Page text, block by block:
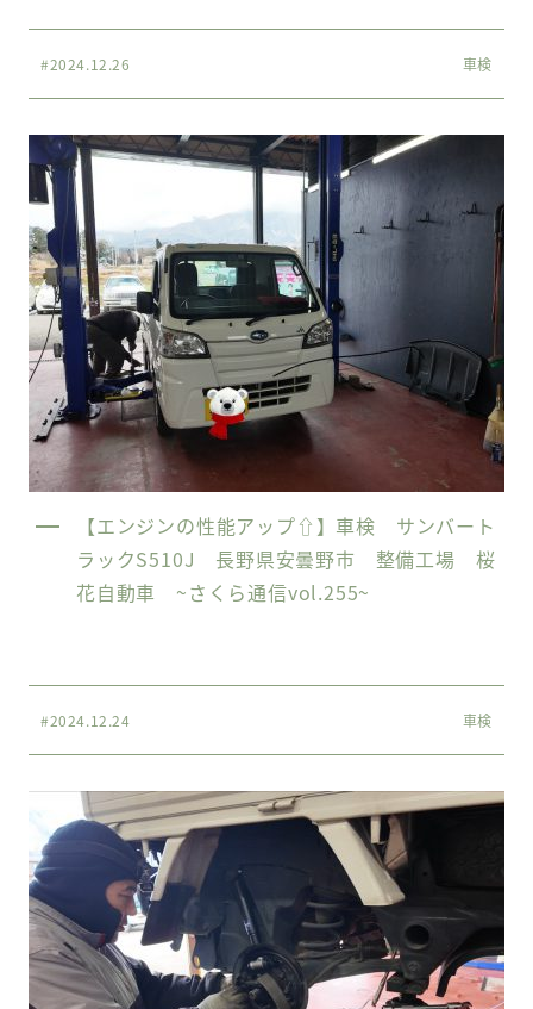
#2024.12.26 車検
【エンジンの性能アップ⇧】車検 サンバート
ラックS510J 長野県安曇野市 整備工場 桜
花自動車 ~さくら通信vol.255~
#2024.12.24 車検